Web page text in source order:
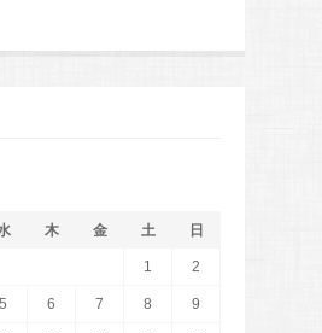
木 金 土 日
1 2
5 6 7 8 9